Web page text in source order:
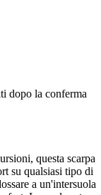
dopo la conferma
questa scarpa
su qualsiasi tipo di
a un'intersuola